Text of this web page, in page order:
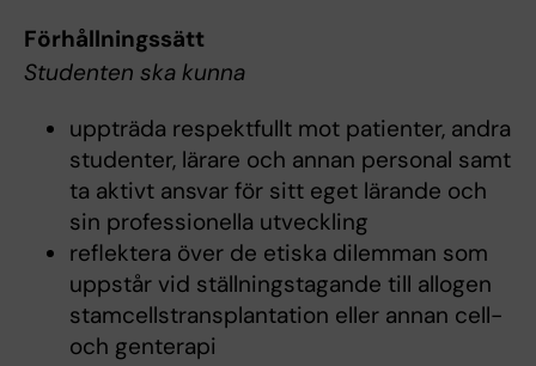
Förhållningssätt
Studenten ska kunna
uppträda respektfullt mot patienter, andra
studenter, lärare och annan personal samt
ta aktivt ansvar för sitt eget lärande och
sin professionella utveckling
reflektera över de etiska dilemman som
uppstår vid ställningstagande till allogen
stamcellstransplantation eller annan cell-
och genterapi